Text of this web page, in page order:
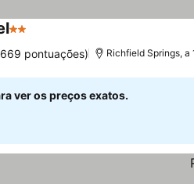
2 Estrelas
pontuações) Richfield Springs, a
ver os preços exatos.